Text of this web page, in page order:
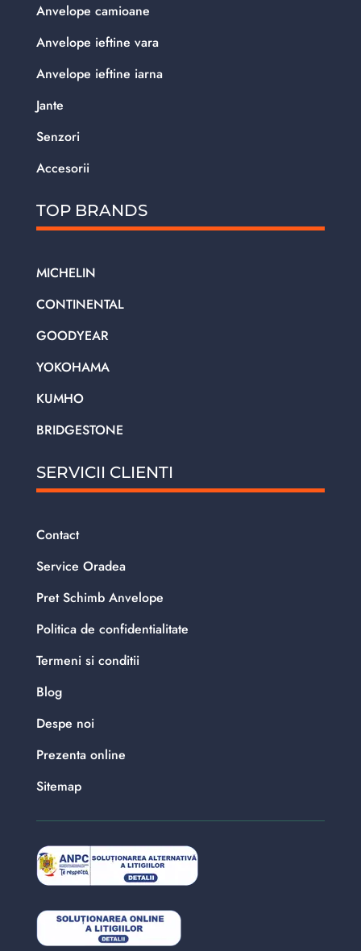
Anvelope camioane
Anvelope ieftine vara
Anvelope ieftine iarna
Jante
Senzori
Accesorii
TOP BRANDS
MICHELIN
CONTINENTAL
GOODYEAR
YOKOHAMA
KUMHO
BRIDGESTONE
SERVICII CLIENTI
Contact
Service Oradea
Pret Schimb Anvelope
Politica de confidentialitate
Termeni si conditii
Blog
Despe noi
Prezenta online
Sitemap